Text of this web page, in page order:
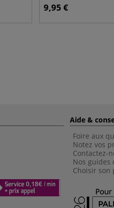
9,95 €
Aide &
Foire aux
Notez vos
Contactez-
Nos guides
Choisir son